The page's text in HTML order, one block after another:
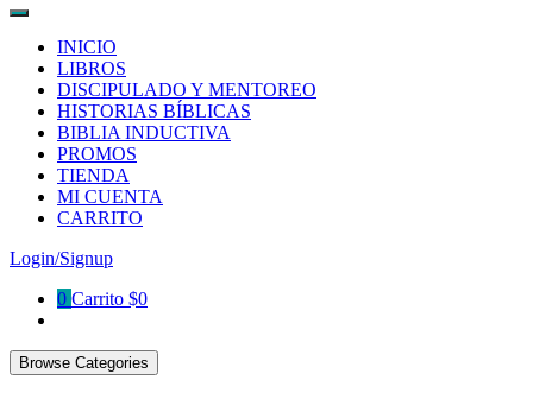
INICIO
LIBROS
DISCIPULADO Y MENTOREO
HISTORIAS BÍBLICAS
BIBLIA INDUCTIVA
PROMOS
TIENDA
MI CUENTA
CARRITO
Login/Signup
0 Carrito $0
Browse Categories